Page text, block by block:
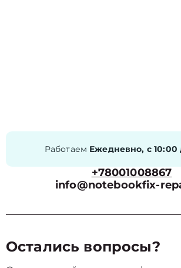
Работаем Ежедневно, с 10:00
+78001008867
info@notebookfix-
Остались вопросы?